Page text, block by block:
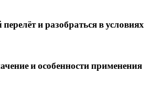
и разобраться в условиях
и особенности применения